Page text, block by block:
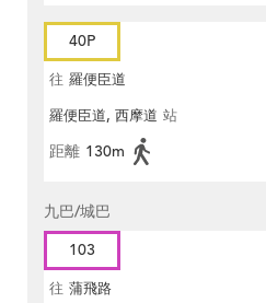
40P
往 羅便臣道
羅便臣道, 西摩道 站
距離 130m
九巴/城巴
103
往 蒲飛路